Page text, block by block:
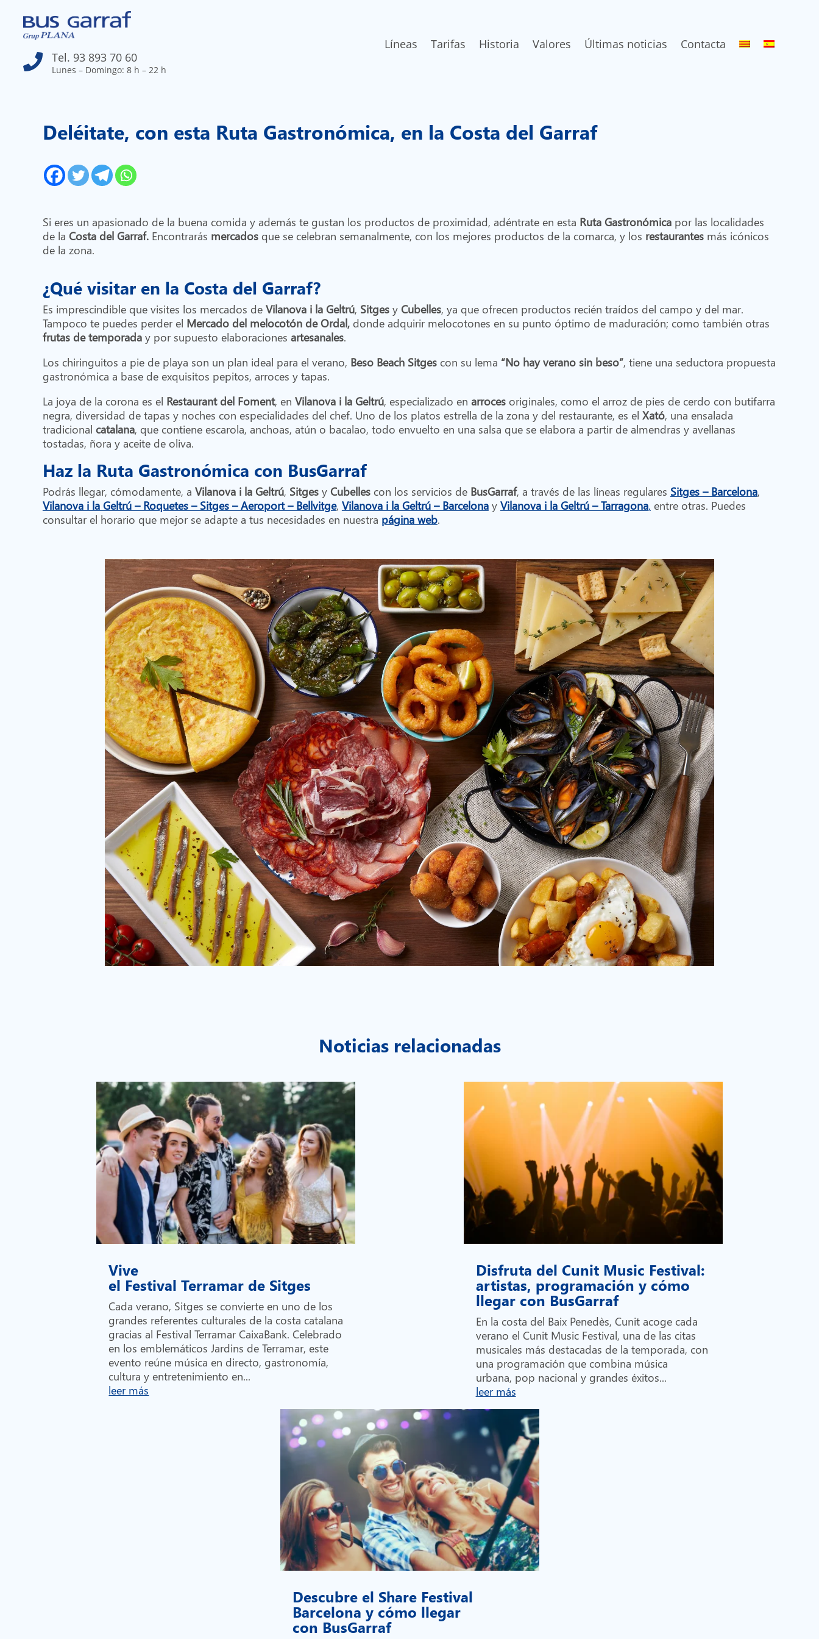
 Tel. 93 893 70 60
Lunes – Domingo: 8 h – 22 h
Líneas Tarifas Historia Valores Últimas noticias Contacta
Deléitate, con esta Ruta Gastronómica, en la Costa del Garraf
Si eres un apasionado de la buena comida y además te gustan los productos de proximidad, adéntrate en esta Ruta Gastronómicapor las localidades
de la Costa del Garraf.Encontrarás mercadosque se celebran semanalmente, con los mejores productos de la comarca, y los restaurantesmás icónicos
de la zona.
¿Qué visitar en la Costa del Garraf?
Es imprescindible que visites los mercados de Vilanova i la Geltrú, Sitges yCubelles, ya que ofrecen productos recién traídos del campo y del mar.
Tampoco te puedes perder el Mercado del melocotón de Ordal, donde adquirir melocotones en su punto óptimo de maduración; como también otras
frutas de temporada y por supuesto elaboraciones artesanales.
Los chiringuitos a pie de playa son un plan ideal para el verano, Beso Beach Sitges con su lema “No hay verano sin beso”, tiene una seductora propuesta
gastronómica a base de exquisitos pepitos, arroces y tapas.
La joya de la corona es el Restaurant del Foment, en Vilanova i la Geltrú, especializado en arrocesoriginales, como el arroz de pies de cerdo con butifarra
negra, diversidad de tapas y noches con especialidades del chef. Uno de los platos estrella de la zona y del restaurante, es el Xató, una ensalada
tradicional catalana, que contiene escarola, anchoas, atún o bacalao, todo envuelto en una salsa que se elabora a partir de almendras y avellanas
tostadas, ñora y aceite de oliva.
Haz la Ruta Gastronómica con BusGarraf
Podrás llegar, cómodamente, a Vilanova i la Geltrú, Sitgesy Cubellescon los servicios de BusGarraf, a través de las líneas regulares Sitges – Barcelona,
Vilanova i la Geltrú – Roquetes – Sitges – Aeroport – Bellvitge, Vilanova i la Geltrú – Barcelona y Vilanova i la Geltrú – Tarragona, entre otras. Puedes
consultar el horario que mejor se adapte a tus necesidades en nuestra página web.
Noticias relacionadas
Vive
el Festival Terramar de Sitges
Cada verano, Sitges se convierte en uno de los
grandes referentes culturales de la costa catalana
gracias al Festival Terramar CaixaBank. Celebrado
en los emblemáticos Jardins de Terramar, este
evento reúne música en directo, gastronomía,
cultura y entretenimiento en...
leer más
Disfruta del Cunit Music Festival:
artistas, programación y cómo
llegar con BusGarraf
En la costa del Baix Penedès, Cunit acoge cada
verano el Cunit Music Festival, una de las citas
musicales más destacadas de la temporada, con
una programación que combina música
urbana, pop nacional y grandes éxitos...
leer más
Descubre el Share Festival
Barcelona y cómo llegar
con BusGarraf